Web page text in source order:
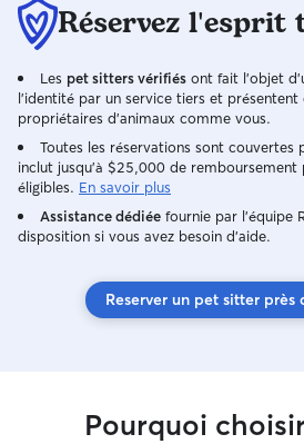
Réservez
Les pet sitters vérifiés ont fait l'objet
l'identité par un service tiers et présentent
propriétaires d'animaux comme vous.
Toutes les réservations sont couvertes
inclut jusqu'à $25,000 de remboursement
éligibles. En savoir plus
Assistance dédiée fournie par l'équipe
disposition si vous avez besoin d'aide.
Reserver un pet sitter près
Pourquoi